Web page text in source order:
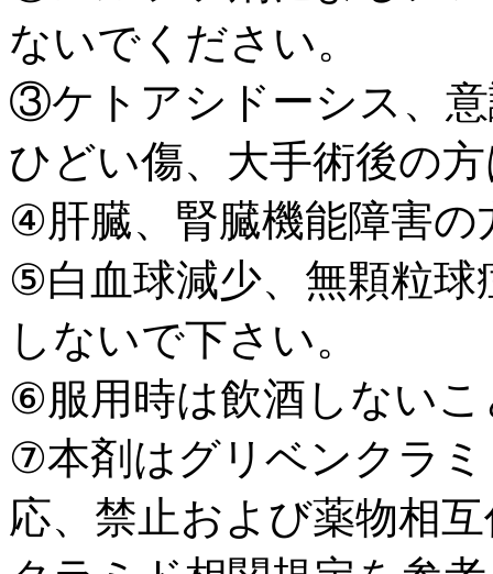
ないでください。
③ケトアシドーシス、
ひどい傷、大手術後の
④肝臓、腎臓機能障害
⑤白血球減少、無顆粒球
しないで下さい。
⑥服用時は飲酒しないこ
⑦本剤はグリベンクラ
応、禁止および薬物相